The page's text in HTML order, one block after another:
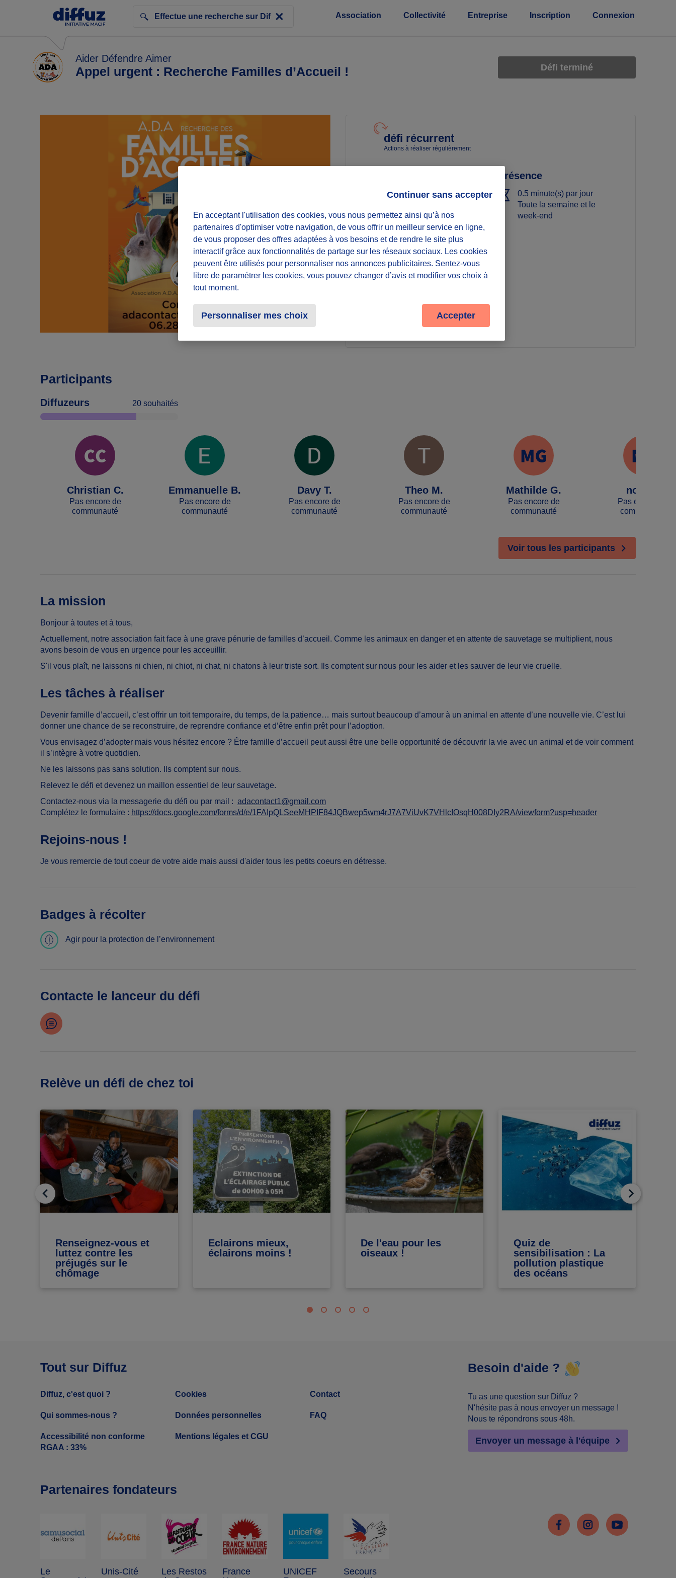
Association Collectivité Entreprise Inscription Connexion
Aider Défendre Aimer
Appel urgent : Recherche Familles d’Accueil ! Défi terminé
défi récurrent
Actions à réaliser régulièrement
Du 22/02/26
Présence
0.5 minute(s) par jour
Toute la semaine et le
week-end
Lieu
Dans toute la France
Participants
Diffuzeurs 20 souhaités
Christian C.
Pas encore de
communauté
Emmanuelle B.
Pas encore de
communauté
Davy T.
Pas encore de
communauté
Theo M.
Pas encore de
communauté
Mathilde G.
Pas encore de
communauté
nora C.
Pas encore de
communauté
Voir tous les participants
La mission
Bonjour à toutes et à tous,
Actuellement, notre association fait face à une grave pénurie de familles d’accueil. Comme les animaux en danger et en attente de sauvetage se multiplient, nous
avons besoin de vous en urgence pour les acceuillir.
S'il vous plaît, ne laissons ni chien, ni chiot, ni chat, ni chatons à leur triste sort. Ils comptent sur nous pour les aider et les sauver de leur vie cruelle.
Les tâches à réaliser
Devenir famille d’accueil, c’est offrir un toit temporaire, du temps, de la patience… mais surtout beaucoup d’amour à un animal en attente d’une nouvelle vie. C’est lui
donner une chance de se reconstruire, de reprendre confiance et d’être enfin prêt pour l’adoption.
Vous envisagez d’adopter mais vous hésitez encore ? Être famille d’accueil peut aussi être une belle opportunité de découvrir la vie avec un animal et de voir comment
il s’intègre à votre quotidien.
Ne les laissons pas sans solution. Ils comptent sur nous.
Relevez le défi et devenez un maillon essentiel de leur sauvetage.
Contactez-nous via la messagerie du défi ou par mail : adacontact1@gmail.com
Complétez le formulaire : https://docs.google.com/forms/d/e/1FAIpQLSeeMHPIF84JQBwep5wm4rJ7A7ViUvK7VHlcIOsqH008DIy2RA/viewform?usp=header
Rejoins-nous !
Je vous remercie de tout coeur de votre aide mais aussi d'aider tous les petits coeurs en détresse.
Badges à récolter
Agir pour la protection de l’environnement
Contacte le lanceur du défi
Relève un défi de chez toi
Renseignez-vous et
luttez contre les
préjugés sur le
chômage
Eclairons mieux,
éclairons moins !
De l'eau pour les
oiseaux !
Quiz de
sensibilisation : La
pollution plastique
des océans
Tout sur Diffuz
Diffuz, c'est quoi ?
Qui sommes-nous ?
Accessibilité non conforme
RGAA : 33%
Cookies
Données personnelles
Mentions légales et CGU
Contact
FAQ
Besoin d'aide ?
Tu as une question sur Diffuz ?
N'hésite pas à nous envoyer un message !
Nous te répondrons sous 48h.
Envoyer un message à l'équipe
Partenaires fondateurs
Le
Unis-Cité
Les Restos
France
UNICEF
Secours
FacebookInstagramYoutube
En acceptant l'utilisation des cookies, vous nous permettez ainsi qu’à nos
partenaires d'optimiser votre navigation, de vous offrir un meilleur service en ligne,
de vous proposer des offres adaptées à vos besoins et de rendre le site plus
interactif grâce aux fonctionnalités de partage sur les réseaux sociaux. Les cookies
peuvent être utilisés pour personnaliser nos annonces publicitaires. Sentez-vous
libre de paramétrer les cookies, vous pouvez changer d’avis et modifier vos choix à
tout moment.
Personnaliser mes choix
Continuer sans accepter
Accepter